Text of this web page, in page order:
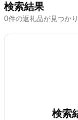
検索結果
0件の返礼品が見つか
検索